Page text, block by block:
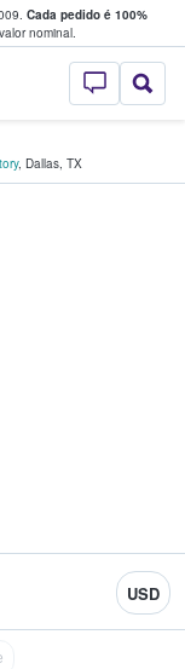
Cada pedido é 100%
nominal.
– onde
, Dallas, TX
USD